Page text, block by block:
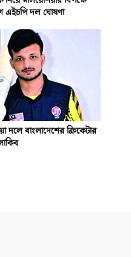
এইচপি দল ঘোষণা
দলে বাংলাদেশের ক্রিকেটার